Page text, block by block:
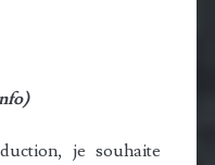
je souhaite